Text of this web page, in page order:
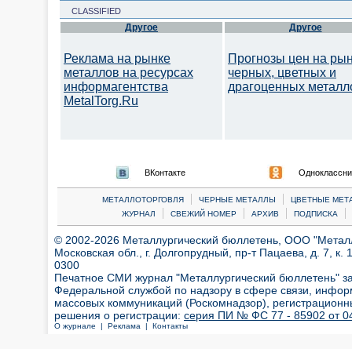
CLASSIFIED
Другое
Реклама на рынке
металлов на ресурсах
информагентства
MetalTorg.Ru
Другое
Прогнозы цен на
черных, цветных и
драгоценных
ВКонтакте
МЕТАЛЛОТОРГОВЛЯ | ЧЕРНЫЕ МЕТАЛЛЫ |
ЦВЕТНЫЕ
ЖУРНАЛ
| СВЕЖИЙ НОМЕР | АРХИВ | ПОДПИСКА |
© 2002-2026 Металлургический бюллетень, ООО
Московская обл., г. Долгопрудный, пр-т Пацаева, д. 7,
0300
Печатное СМИ журнал "Металлургический бюллетень"
Федеральной службой по надзору в сфере связи,
массовых коммуникаций (Роскомнадзор),
решения о регистрации: серия ПИ № ФС 77 - 85902 от 04
О журнале | Реклама | Контакты